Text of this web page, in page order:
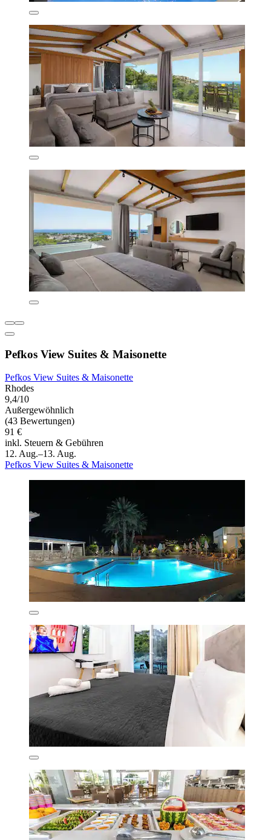
Pefkos View Suites & Maisonette
Pefkos View Suites & Maisonette
Rhodes
9,4/10
Außergewöhnlich
(43 Bewertungen)
91 €
inkl. Steuern & Gebühren
12. Aug.–13. Aug.
Pefkos View Suites & Maisonette